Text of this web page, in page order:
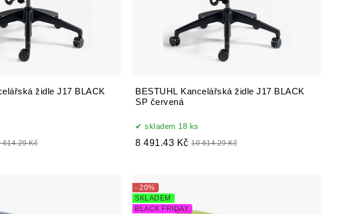
židle J17 BLACK
614.29 Kč
BESTUHL Kancelářská židle J17 BLACK
SP červená
skladem 18 ks
8 491.43 Kč 10 614.29 Kč
- 20%
SKLADEM
BLACK FRIDAY